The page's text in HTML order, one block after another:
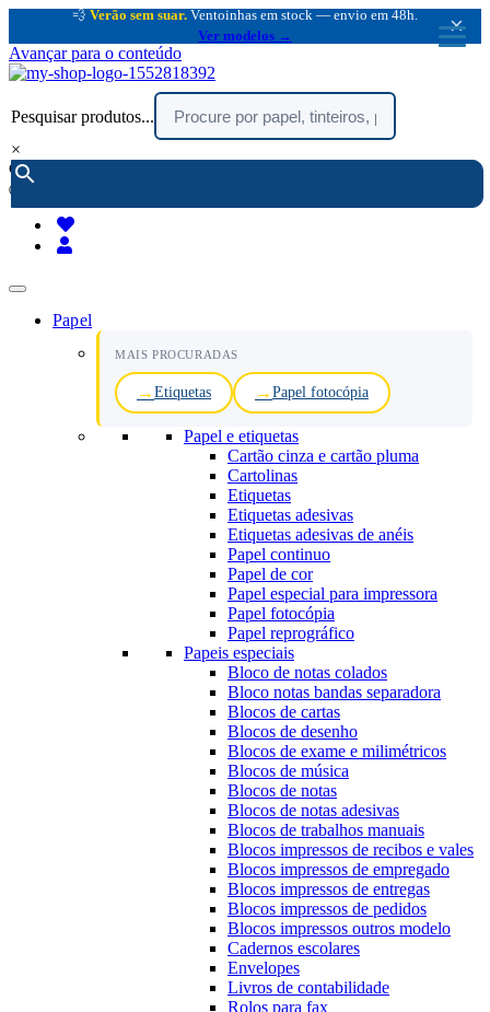
💨 Verão sem suar. Ventoinhas em stock — envio em 48h.
Ver modelos →
×
Avançar para o conteúdo
Pesquisar produtos...
×
encomendar por telefone :
(chamada rede fixa nacional)
Papel
MAIS PROCURADAS
Etiquetas Papel fotocópia
Papel e etiquetas
Cartão cinza e cartão pluma
Cartolinas
Etiquetas
Etiquetas adesivas
Etiquetas adesivas de anéis
Papel continuo
Papel de cor
Papel especial para impressora
Papel fotocópia
Papel reprográfico
Papeis especiais
Bloco de notas colados
Bloco notas bandas separadora
Blocos de cartas
Blocos de desenho
Blocos de exame e milimétricos
Blocos de música
Blocos de notas
Blocos de notas adesivas
Blocos de trabalhos manuais
Blocos impressos de recibos e vales
Blocos impressos de empregado
Blocos impressos de entregas
Blocos impressos de pedidos
Blocos impressos outros modelo
Cadernos escolares
Envelopes
Livros de contabilidade
Rolos para fax